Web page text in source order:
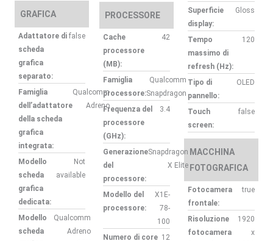
GRAFICA
Adattatore di
scheda
grafica
separato:
false
Famiglia
dell’adattatore
della scheda
grafica
integrata:
Qualcomm
Adreno
Modello
scheda
grafica
dedicata:
Not
available
Modello
scheda
Qualcomm
Adreno
PROCESSORE
Cache
processore
(MB):
42
Famiglia
processore:
Qualcomm
Snapdragon
Frequenza del
processore
(GHz):
3.4
Generazione
del
processore:
Snapdragon
X Elite
Modello del
processore:
X1E-
78-
100
Numero di core 12
Superficie
display:
Gloss
Tempo
massimo di
refresh (Hz):
120
Tipo di
pannello:
OLED
Touch
screen:
false
MACCHINA
FOTOGRAFICA
Fotocamera
frontale:
true
Risoluzione
fotocamera
1920
x